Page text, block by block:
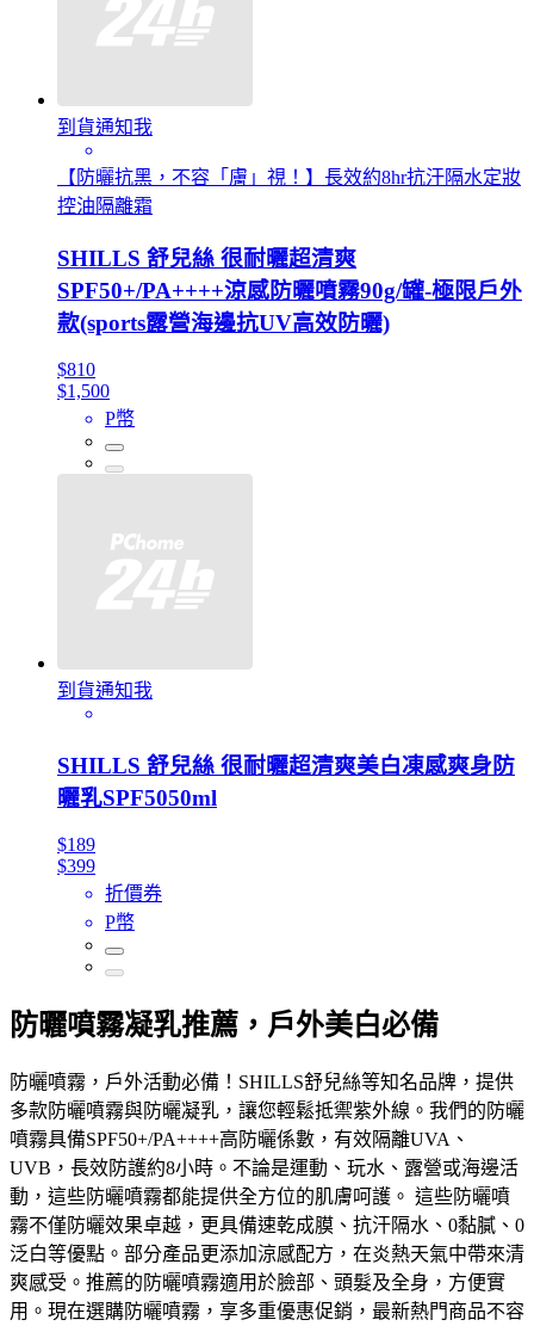
到貨通知我
【防曬抗黑，不容「膚」視！】長效約8hr抗汗隔水定妝
控油隔離霜
SHILLS 舒兒絲 很耐曬超清爽
SPF50+/PA++++涼感防曬噴霧90g/罐-極限戶外
款(sports露營海邊抗UV高效防曬)
$810
$1,500
P幣
到貨通知我
SHILLS 舒兒絲 很耐曬超清爽美白凍感爽身防
曬乳SPF5050ml
$189
$399
折價券
P幣
防曬噴霧凝乳推薦，戶外美白必備
防曬噴霧，戶外活動必備！SHILLS舒兒絲等知名品牌，提供
多款防曬噴霧與防曬凝乳，讓您輕鬆抵禦紫外線。我們的防曬
噴霧具備SPF50+/PA++++高防曬係數，有效隔離UVA、
UVB，長效防護約8小時。不論是運動、玩水、露營或海邊活
動，這些防曬噴霧都能提供全方位的肌膚呵護。 這些防曬噴
霧不僅防曬效果卓越，更具備速乾成膜、抗汗隔水、0黏膩、0
泛白等優點。部分產品更添加涼感配方，在炎熱天氣中帶來清
爽感受。推薦的防曬噴霧適用於臉部、頭髮及全身，方便實
用。現在選購防曬噴霧，享多重優惠促銷，最新熱門商品不容